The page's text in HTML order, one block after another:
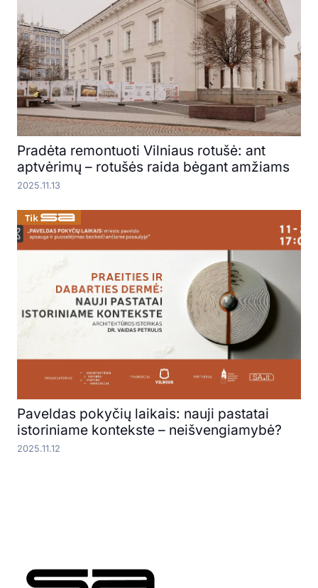
Pradėta remontuoti Vilniaus rotušė: ant
aptvėrimų – rotušės raida bėgant amžiams
2025.11.13
Paveldas pokyčių laikais: nauji pastatai
istoriniame kontekste – neišvengiamybė?
2025.11.12